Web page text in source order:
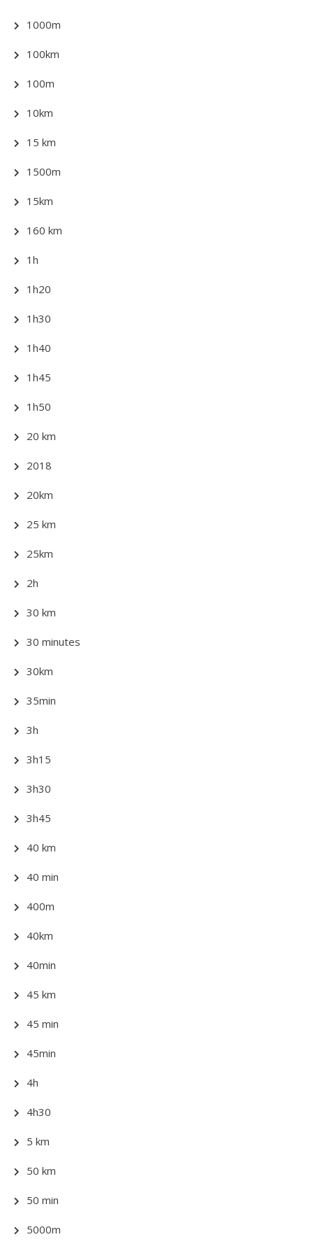
1000m
100km
100m
10km
15 km
1500m
15km
160 km
1h
1h20
1h30
1h40
1h45
1h50
20 km
2018
20km
25 km
25km
2h
30 km
30 minutes
30km
35min
3h
3h15
3h30
3h45
40 km
40 min
400m
40km
40min
45 km
45 min
45min
4h
4h30
5 km
50 km
50 min
5000m